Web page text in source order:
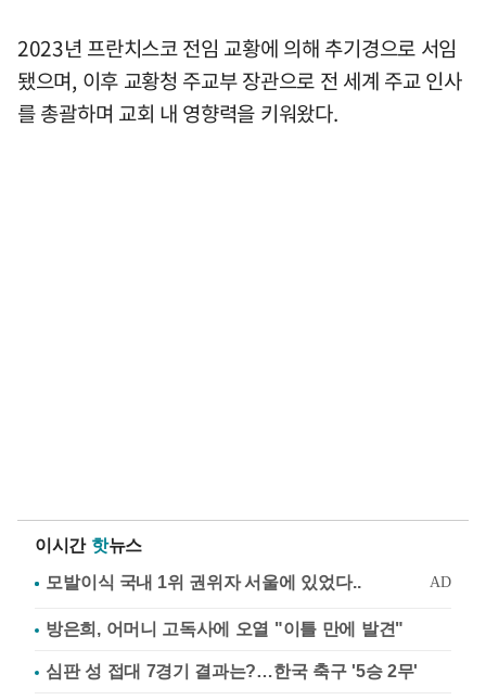
2023년 프란치스코 전임 교황에 의해 추기경으로 서임
됐으며, 이후 교황청 주교부 장관으로 전 세계 주교 인사
를 총괄하며 교회 내 영향력을 키워왔다.
이시간 핫뉴스
방은희, 어머니 고독사에 오열 "이틀 만에 발견"
심판 성 접대 7경기 결과는?…한국 축구 '5승 2무'